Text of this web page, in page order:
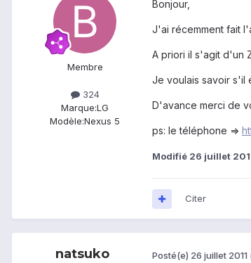
Membre
324
Marque:LG
Modèle:Nexus 5
Bonjour,
J'ai récemment fait
A priori il s'agit d'un
Je voulais savoir s'il
D'avance merci de
ps: le téléphone =>
Modifié 26 juillet
Citer
natsuko Posté(e) 26 juillet 2011